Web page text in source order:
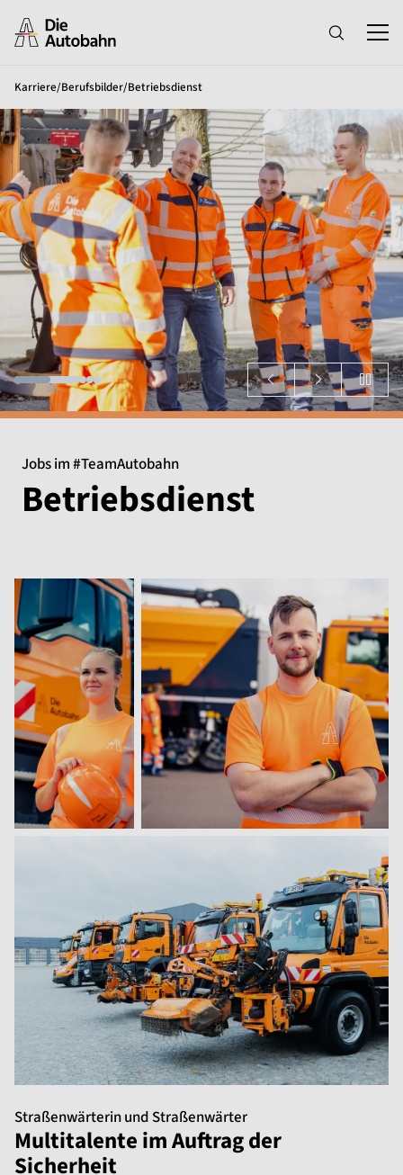
Karriere/Berufsbilder/Betriebsdienst
Jobs im #TeamAutobahn
Betriebsdienst
Straßenwärterin und Straßenwärter
Multitalente im Auftrag der
Sicherheit